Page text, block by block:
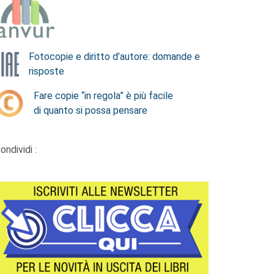
Fotocopie e diritto d’autore: domande e
risposte
Fare copie “in regola” è più facile
di quanto si possa pensare
: